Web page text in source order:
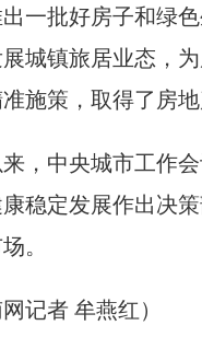
一批好房子和绿
城镇旅居业态，
施策，取得了房地
中央城市工作会
稳定发展作出决
。
者 牟燕红）